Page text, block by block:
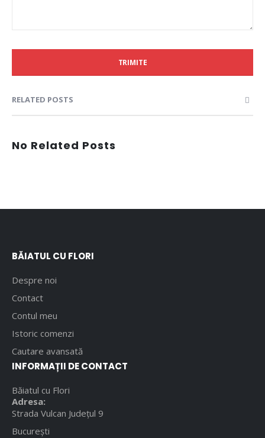
TRIMITE
RELATED POSTS
No Related Posts
BĂIATUL CU FLORI
Despre noi
Contact
Contul meu
Istoric comenzi
Cautare avansată
INFORMAȚII DE CONTACT
Băiatul cu Flori
Adresa:
Strada Vulcan Județul 9
București